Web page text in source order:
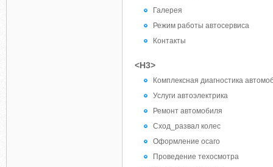
Галерея
Режим работы автосервиса
Контакты
<H3>
Комплексная диагностика
Услуги автоэлектрика
Ремонт автомобиля
Сход_развал колес
Оформление осаго
Проведение техосмотра